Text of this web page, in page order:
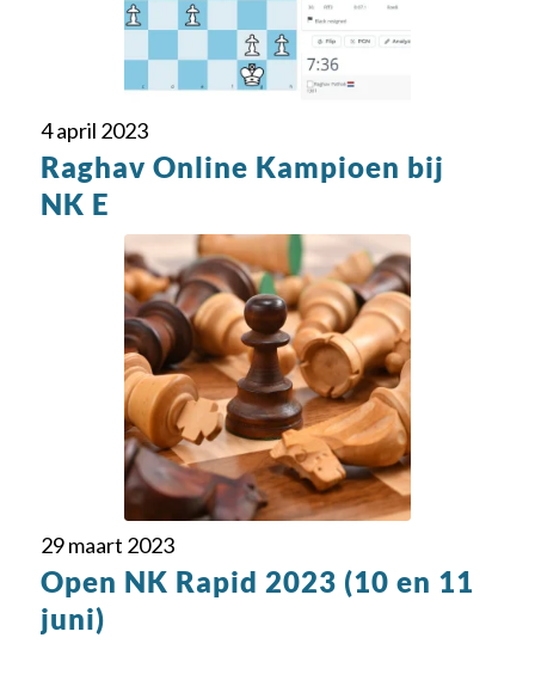
4 april 2023
Raghav Online Kampioen bij
NK E
29 maart 2023
Open NK Rapid 2023 (10 en 11
juni)